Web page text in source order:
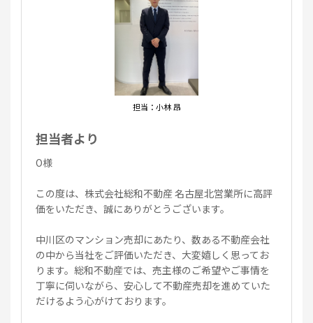
担当：小林 昂
担当者より
O様
この度は、株式会社総和不動産 名古屋北営業所に高評
価をいただき、誠にありがとうございます。
中川区のマンション売却にあたり、数ある不動産会社
の中から当社をご評価いただき、大変嬉しく思ってお
ります。総和不動産では、売主様のご希望やご事情を
丁寧に伺いながら、安心して不動産売却を進めていた
だけるよう心がけております。